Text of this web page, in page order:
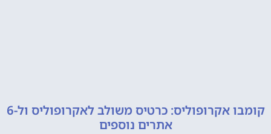
קומבו אקרופוליס: כרטיס משולב לאקרופוליס ול-6
אתרים נוספים